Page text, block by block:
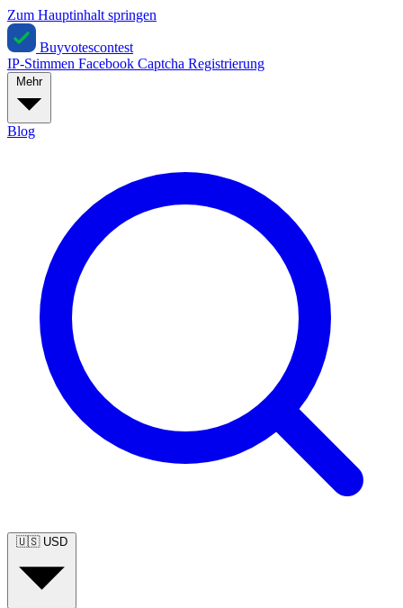
Zum Hauptinhalt springen
Buyvotescontest
IP-Stimmen Facebook Captcha Registrierung
Mehr
Blog
🇺🇸 USD